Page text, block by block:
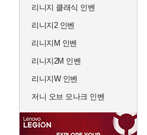
리니지 클래식 인벤
리니지2 인벤
리니지M 인벤
리니지2M 인벤
리니지W 인벤
저니 오브 모나크 인벤